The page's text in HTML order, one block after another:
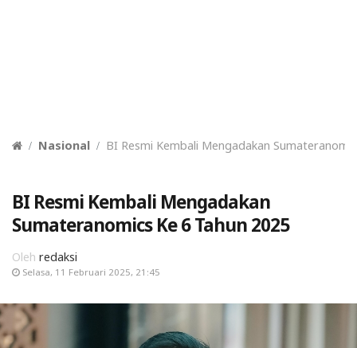
Nasional BI Resmi Kembali Mengadakan
BI Resmi Kembali Mengadakan
Sumateranomics Ke 6 Tahun 2025
Oleh redaksi
Selasa, 11 Februari 2025, 21:45